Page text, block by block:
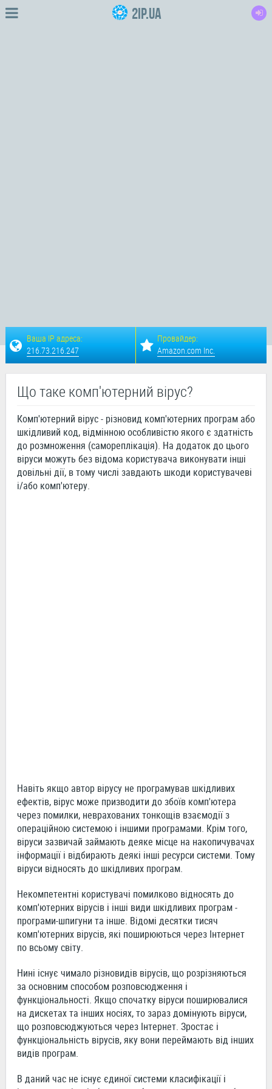
2IP.ua
Ваша IP адреса:
216.73.216.247
Провайдер:
Amazon.com Inc.
Що таке комп'ютерний вірус?
Комп'ютерний вірус - різновид комп'ютерних програм або
шкідливий код, відмінною особливістю якого є здатність
до розмноження (самореплікація). На додаток до цього
віруси можуть без відома користувача виконувати інші
довільні дії, в тому числі завдають шкоди користувачеві
і/або комп'ютеру.
Навіть якщо автор вірусу не програмував шкідливих
ефектів, вірус може призводити до збоїв комп'ютера
через помилки, неврахованих тонкощів взаємодії з
операційною системою і іншими програмами. Крім того,
віруси зазвичай займають деяке місце на накопичувачах
інформації і відбирають деякі інші ресурси системи. Тому
віруси відносять до шкідливих програм.
Некомпетентні користувачі помилково відносять до
комп'ютерних вірусів і інші види шкідливих програм -
програми-шпигуни та інше. Відомі десятки тисяч
комп'ютерних вірусів, які поширюються через Інтернет
по всьому світу.
Нині існує чимало різновидів вірусів, що розрізняються
за основним способом розповсюдження і
функціональності. Якщо спочатку віруси поширювалися
на дискетах та інших носіях, то зараз домінують віруси,
що розповсюджуються через Інтернет. Зростає і
функціональність вірусів, яку вони переймають від інших
видів програм.
В даний час не існує єдиної системи класифікації і